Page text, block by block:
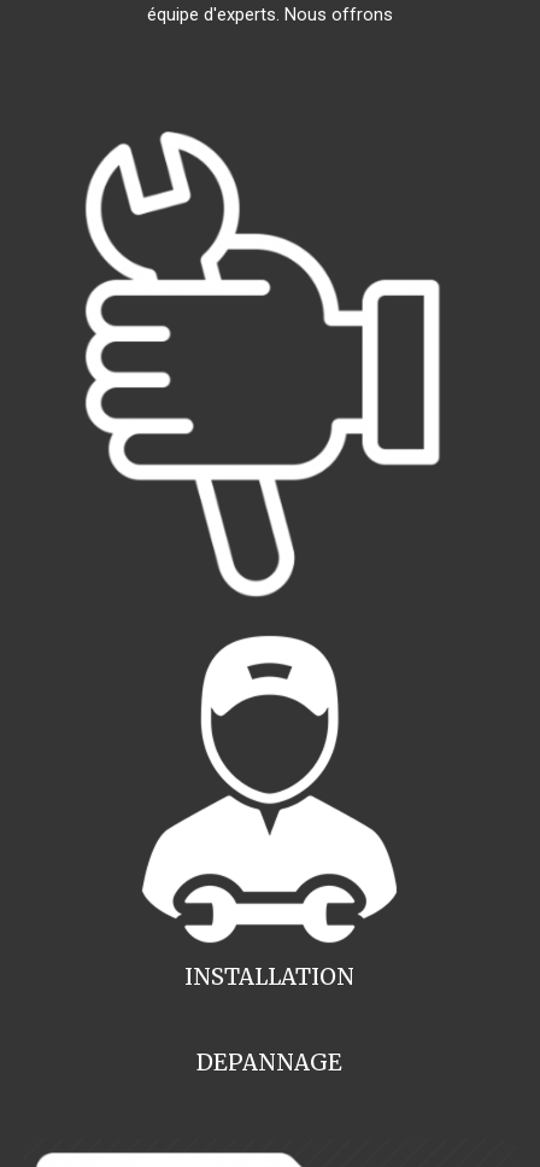
équipe d'experts. Nous offrons
INSTALLATION
DEPANNAGE